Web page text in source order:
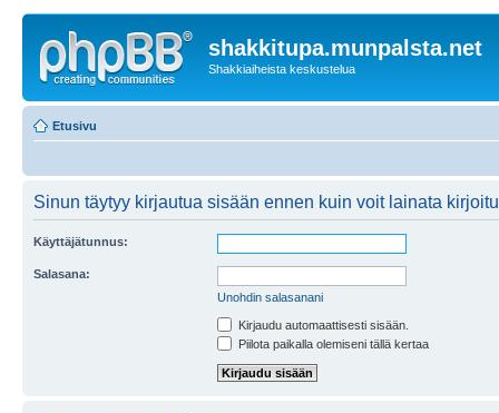
shakkitupa.munpalsta.net
Shakkiaiheista keskustelua
Etusivu
Sinun täytyy kirjautua sisään ennen kuin voit lainata
Käyttäjätunnus:
Salasana:
Unohdin salasanani
Kirjaudu automaattisesti sisään.
Piilota paikalla olemiseni tällä kertaa